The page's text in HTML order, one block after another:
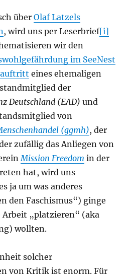
überOlaf Latzels
, wird uns per Leserbrief[i]
wir den
im SeeNest
eines ehemaligen
der
Deutschland (EAD) und
von
(ggmh), der
zufällig das Anliegen von
Mission Freedom in der
hat, wird uns
ja um was anderes
den Faschismus“) ginge
„platzieren“ (aka
wollten.
solcher
von Kritik ist enorm. Für